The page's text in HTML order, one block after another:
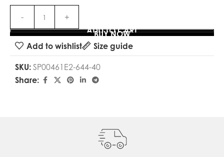
ADD TO CART
BUY NOW
Add to wishlist
Size guide
SKU: SP00461E2-644-40
Share: